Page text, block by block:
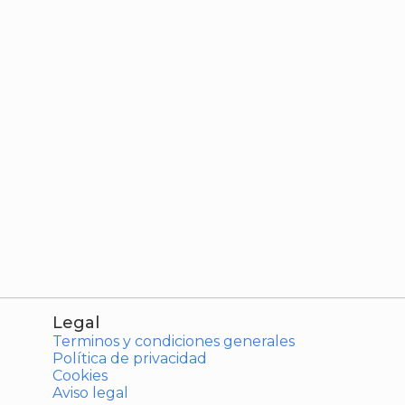
Legal
Terminos y condiciones generales
Política de privacidad
Cookies
Aviso legal